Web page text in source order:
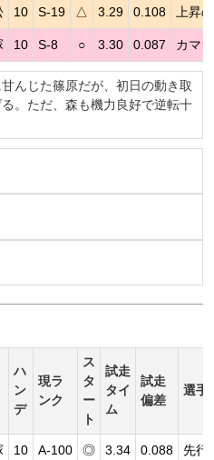
10 S-19 △ 3.29 0.108 上昇
10 S-8 ○ 3.30 0.087 カマ
んじた篠原だが、初日の動き取
。ただ、森も機力良好で逆転十
ハ
ン
デ
現ラ
ンク
ス
タ
ー
ト
試走
タイ
ム
試走
偏差
選手
10 A-100 ◎ 3.34 0.088 先行